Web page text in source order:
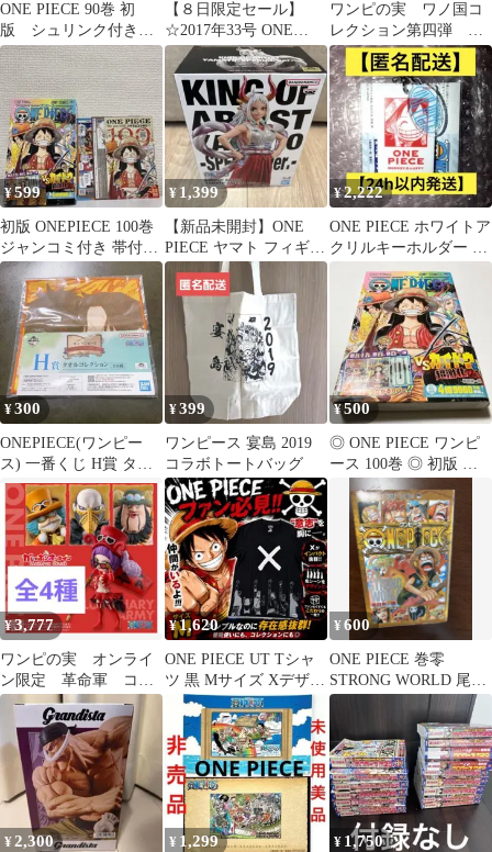
ONE PIECE 90巻 初
版 シュリンク付き尾
田栄一郎 集英社
【８日限定セール】
☆2017年33号 ONE
PIECE連載20周年記念
号☆
ワンピの実 ワノ国コ
レクション第四弾 コ
ンプリート フルコン
プ
¥599
初版 ONEPIECE 100巻
ジャンコミ付き 帯付き
1st Print
¥ 1,399
【新品未開封】ONE
PIECE ヤマト フィギュ
ア
¥2,222
ONE PIECE ホワイトア
クリルキーホルダー ル
フィ
¥300
ONEPIECE(ワンピー
ス) 一番くじ H賞 タオ
ルコレクション
¥399
ワンピース 宴島 2019
コラボトートバッグ
¥500
◎ ONE PIECE ワンピ
ース 100巻 ◎ 初版 ◎
帯付き◎少年ジャンプ
¥3,777
ワンピの実 オンライ
ン限定 革命軍 コン
プリートセット フル
コンプ
¥1,620
ONE PIECE UT Tシャ
ツ 黒 Mサイズ Xデザイ
ン 麦わらの一味
¥600
ONE PIECE 巻零
STRONG WORLD 尾田
栄一郎
¥2,300 ¥ 1,299 ¥ 1,750